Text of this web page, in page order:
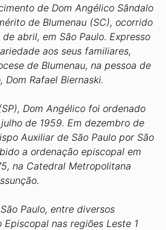
de Dom Angélico Sândalo
de Blumenau (SC), ocorrido
abril, em São Paulo. Expresso
aos seus familiares,
de Blumenau, na pessoa de
Dom Rafael Biernaski.
Dom Angélico foi ordenado
de 1959. Em dezembro de
Auxiliar de São Paulo por São
a ordenação episcopal em
na Catedral Metropolitana
Paulo, entre diversos
nas regiões Leste 1